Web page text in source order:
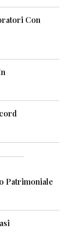
Con
Patrimoniale